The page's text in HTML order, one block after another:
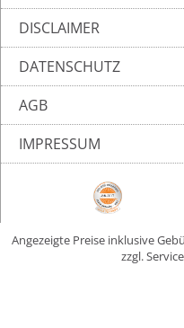
DISCLAIMER
DATENSCHUTZ
AGB
IMPRESSUM
Angezeigte Preise inklusive
zzgl.